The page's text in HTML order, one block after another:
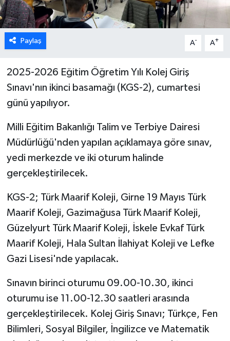
Paylaş A- A+
2025-2026 Eğitim Öğretim Yılı Kolej Giriş
Sınavı'nın ikinci basamağı (KGS-2), cumartesi
günü yapılıyor.
Milli Eğitim Bakanlığı Talim ve Terbiye Dairesi
Müdürlüğü'nden yapılan açıklamaya göre sınav,
yedi merkezde ve iki oturum halinde
gerçekleştirilecek.
KGS-2; Türk Maarif Koleji, Girne 19 Mayıs Türk
Maarif Koleji, Gazimağusa Türk Maarif Koleji,
Güzelyurt Türk Maarif Koleji, İskele Evkaf Türk
Maarif Koleji, Hala Sultan İlahiyat Koleji ve Lefke
Gazi Lisesi'nde yapılacak.
Sınavın birinci oturumu 09.00-10.30, ikinci
oturumu ise 11.00-12.30 saatleri arasında
gerçekleştirilecek. Kolej Giriş Sınavı; Türkçe, Fen
Bilimleri, Sosyal Bilgiler, İngilizce ve Matematik
GÜNDEM
İÇ HABERLER
KÜLTÜR SANAT
LAPTA
LEFKOŞA
Nöbetçi Eczaneler
ÖZEL HABER
SAĞLIK
SİYASET
SPOR